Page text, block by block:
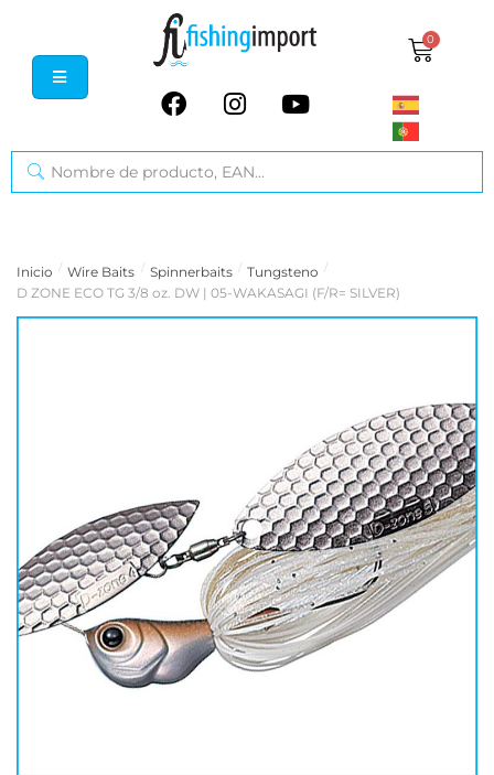
0
Inicio / Wire Baits / Spinnerbaits / Tungsteno /
D ZONE ECO TG 3/8 oz. DW | 05-WAKASAGI (F/R= SILVER)